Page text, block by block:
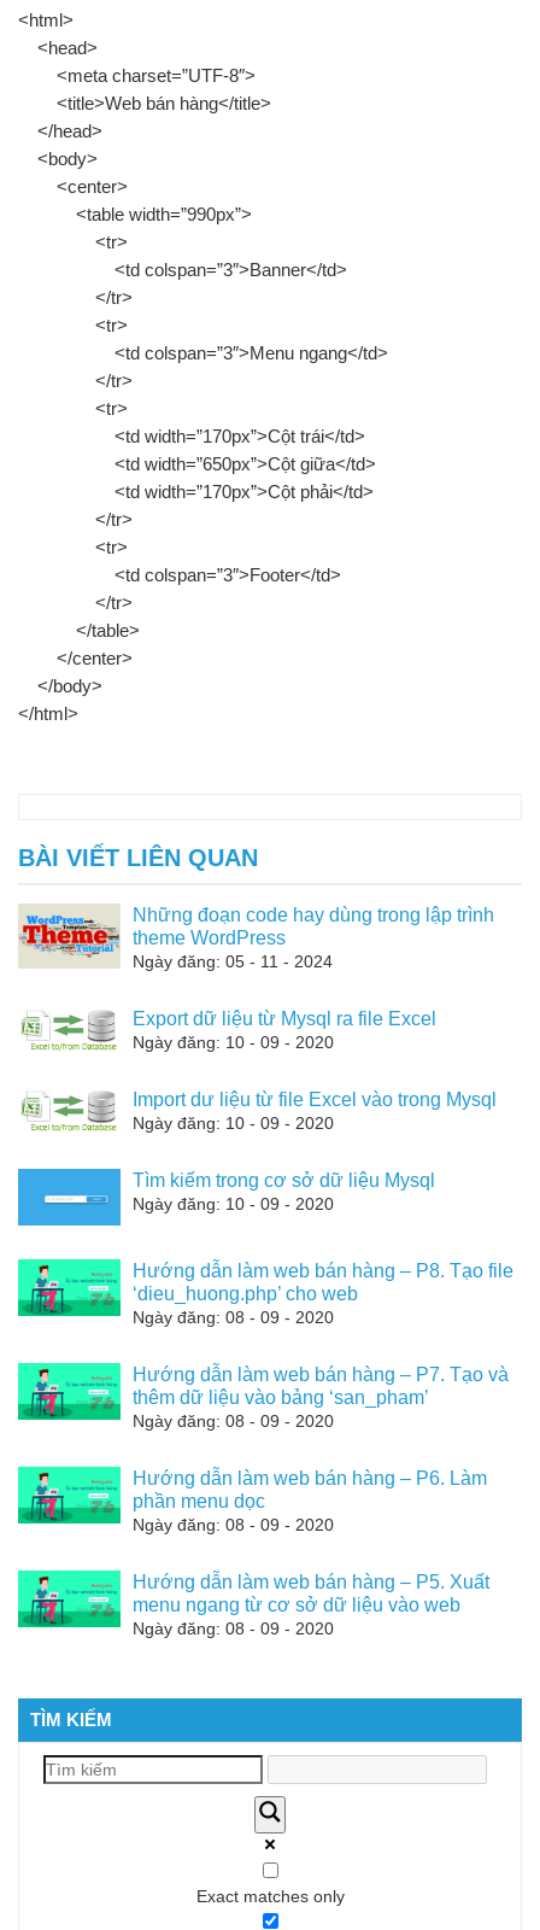
<html>
<head>
<meta charset=”UTF-8″>
<title>Web bán hàng</title>
</head>
<body>
<center>
<table width=”990px”>
<tr>
<td colspan=”3″>Banner</td>
</tr>
<tr>
<td colspan=”3″>Menu ngang</td>
</tr>
<tr>
<td width=”170px”>Cột trái</td>
<td width=”650px”>Cột giữa</td>
<td width=”170px”>Cột phải</td>
</tr>
<tr>
<td colspan=”3″>Footer</td>
</tr>
</table>
</center>
</body>
</html>
BÀI VIẾT LIÊN QUAN
Những đoạn code hay dùng trong lập trình
theme WordPress
Ngày đăng: 05 - 11 - 2024
Export dữ liệu từ Mysql ra file Excel
Ngày đăng: 10 - 09 - 2020
Import dư liệu từ file Excel vào trong Mysql
Ngày đăng: 10 - 09 - 2020
Tìm kiếm trong cơ sở dữ liệu Mysql
Ngày đăng: 10 - 09 - 2020
Hướng dẫn làm web bán hàng – P8. Tạo file
‘dieu_huong.php’ cho web
Ngày đăng: 08 - 09 - 2020
Hướng dẫn làm web bán hàng – P7. Tạo và
thêm dữ liệu vào bảng ‘san_pham’
Ngày đăng: 08 - 09 - 2020
Hướng dẫn làm web bán hàng – P6. Làm
phần menu dọc
Ngày đăng: 08 - 09 - 2020
Hướng dẫn làm web bán hàng – P5. Xuất
menu ngang từ cơ sở dữ liệu vào web
Ngày đăng: 08 - 09 - 2020
TÌM KIẾM
Exact matches only